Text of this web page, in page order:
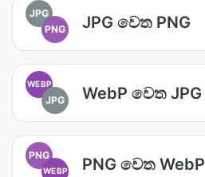
JPG
PNG
JPG වෙත PNG
WEBP
JPG WebP වෙත JPG
PNG
WEBP PNG වෙත WebP